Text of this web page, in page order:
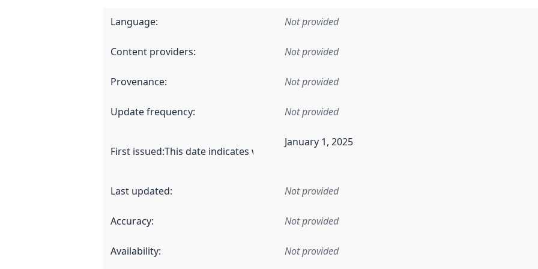
Language: Not provided
Content providers: Not provided
Provenance: Not provided
Update frequency: Not provided
First issued:This date indicates when the data in this dataset was first released. It may have
January 1, 2025
Last updated: Not provided
Accuracy: Not provided
Availability: Not provided